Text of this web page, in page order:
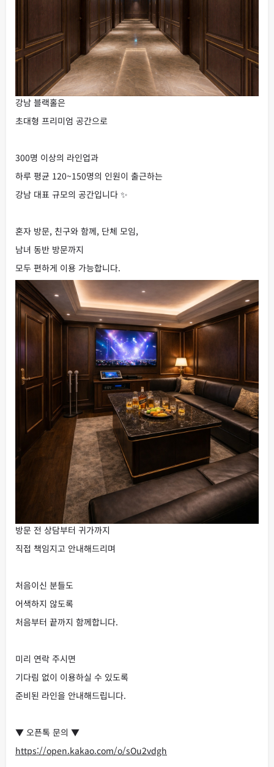
강남 블랙홀은
초대형 프리미엄 공간으로
300명 이상의 라인업과
하루 평균 120~150명의 인원이 출근하는
강남 대표 규모의 공간입니다 ✨
혼자 방문, 친구와 함께, 단체 모임,
남녀 동반 방문까지
모두 편하게 이용 가능합니다.
방문 전 상담부터 귀가까지
직접 책임지고 안내해드리며
처음이신 분들도
어색하지 않도록
처음부터 끝까지 함께합니다.
미리 연락 주시면
기다림 없이 이용하실 수 있도록
준비된 라인을 안내해드립니다.
▼ 오픈톡 문의 ▼
https://open.kakao.com/o/sOu2vdgh